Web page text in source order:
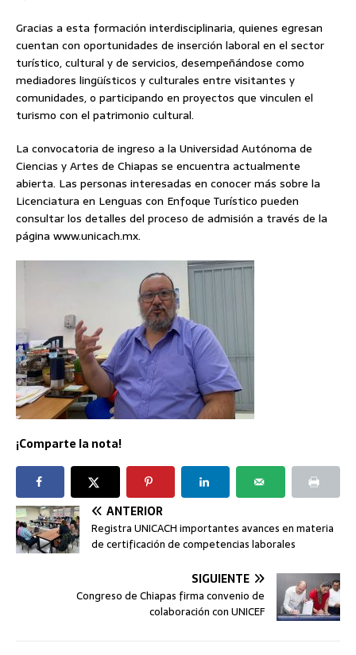
Gracias a esta formación interdisciplinaria, quienes egresan
cuentan con oportunidades de inserción laboral en el sector
turístico, cultural y de servicios, desempeñándose como
mediadores lingüísticos y culturales entre visitantes y
comunidades, o participando en proyectos que vinculen el
turismo con el patrimonio cultural.
La convocatoria de ingreso a la Universidad Autónoma de
Ciencias y Artes de Chiapas se encuentra actualmente
abierta. Las personas interesadas en conocer más sobre la
Licenciatura en Lenguas con Enfoque Turístico pueden
consultar los detalles del proceso de admisión a través de la
página www.unicach.mx.
¡Comparte la nota!
ANTERIOR
Registra UNICACH importantes avances en materia
de certificación de competencias laborales
SIGUIENTE
Congreso de Chiapas firma convenio de
colaboración con UNICEF